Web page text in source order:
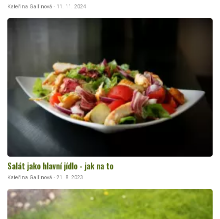
Kateřina Gallinová · 11. 11. 2024
Salát jako hlavní jídlo - jak na to
Kateřina Gallinová · 21. 8. 2023